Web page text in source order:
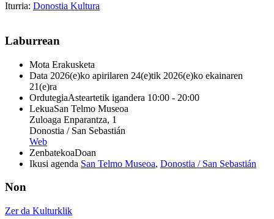
Iturria: Donostia Kultura
Laburrean
Mota Erakusketa
Data 2026(e)ko apirilaren 24(e)tik 2026(e)ko ekainaren
21(e)ra
OrdutegiaAsteartetik igandera 10:00 - 20:00
LekuaSan Telmo Museoa
Zuloaga Enparantza, 1
Donostia / San Sebastián
Web
ZenbatekoaDoan
Ikusi agenda San Telmo Museoa, Donostia / San Sebastián
Non
Zer da Kulturklik